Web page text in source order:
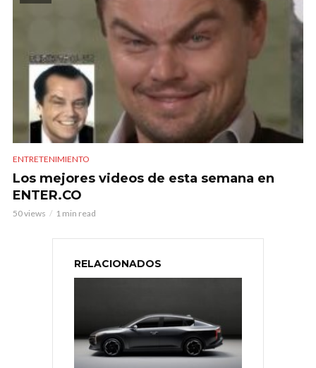
ENTRETENIMIENTO
Los mejores videos de esta semana en
ENTER.CO
50 views 1 min read
RELACIONADOS